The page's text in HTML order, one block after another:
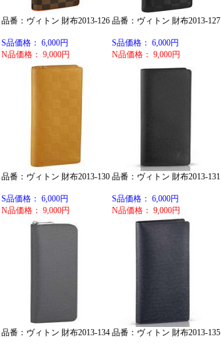
品番：ヴィトン 財布2013-126
S品価格： 6,000円
N品価格： 9,000円
品番：ヴィトン 財布2013-127
S品価格： 6,000円
N品価格： 9,000円
品番：ヴィトン 財布2013-130
S品価格： 6,000円
N品価格： 9,000円
品番：ヴィトン 財布2013-131
S品価格： 6,000円
N品価格： 9,000円
品番：ヴィトン 財布2013-134 品番：ヴィトン 財布2013-135